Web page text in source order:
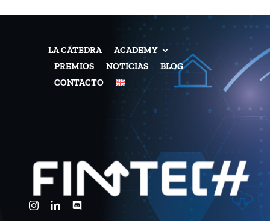
LA CÁTEDRA
ACADEMY
PREMIOS
NOTICIAS
BLOG
CONTACTO